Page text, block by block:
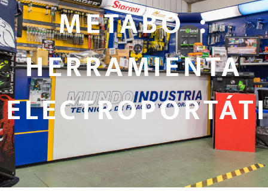
METABO :
HERRAMIENTA